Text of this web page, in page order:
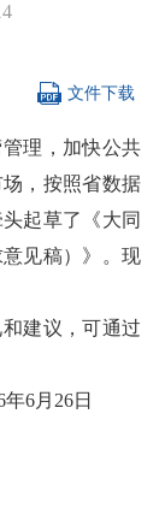
 文件下载
理，加快公共
，按照省数据
起草了《大同
见稿）》。现
建议，可通过
6月26日